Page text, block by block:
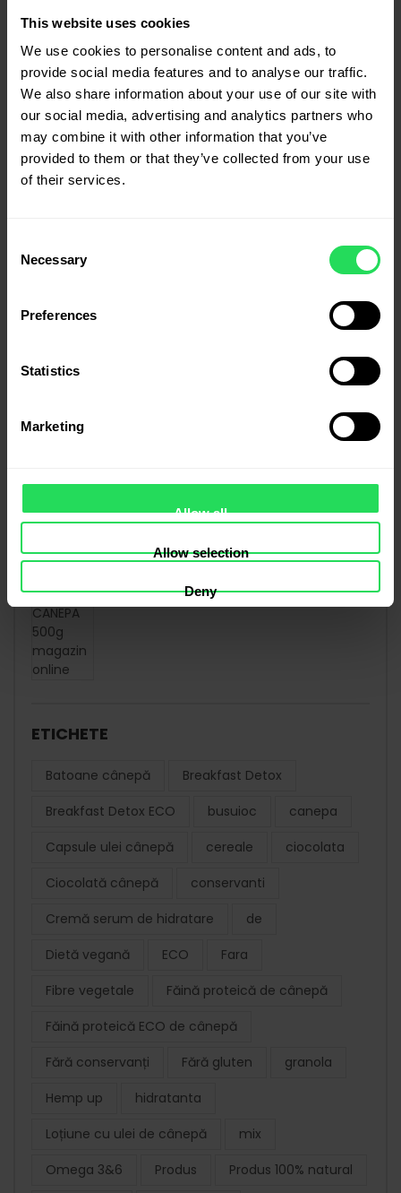
This website uses cookies
We use cookies to personalise content and ads, to
provide social media features and to analyse our traffic.
We also share information about your use of our site with
our social media, advertising and analytics partners who
may combine it with other information that you’ve
provided to them or that they’ve collected from your use
of their services.
Selection
Necessary
Preferences
Statistics
Marketing
Allow all
Allow selection
Deny
30.00lei
Ciocolată umplută cu Migdale și Semințe
de Cânepă 90 g
30.00lei
Semințe decorticate de cânepă 1000 g
Semințe decorticate de cânepă 500 g
ETICHETE
Batoane cânepă
Breakfast Detox
Breakfast Detox ECO
busuioc
canepa
Capsule ulei cânepă
cereale
ciocolata
Ciocolată cânepă
conservanti
Cremă serum de hidratare
de
Dietă vegană
ECO
Fara
Fibre vegetale
Făină proteică de cânepă
Făină proteică ECO de cânepă
Fără conservanți
Fără gluten
granola
Hemp up
hidratanta
Loțiune cu ulei de cânepă
mix
Omega 3&6
Produs
Produs 100% natural